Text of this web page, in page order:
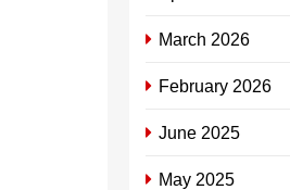
March 2026
February 2026
June 2025
May 2025